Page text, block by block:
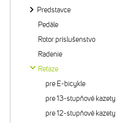
Predstavce
Pedále
Rotor príslušenstvo
Radenie
Reťaze
pre E-bicykle
pre 13-stupňové kazety
pre 12-stupňové kazety